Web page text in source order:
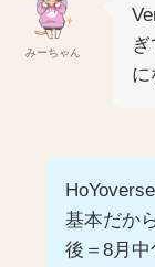
みーちゃん
に
基本だか
後＝8月中